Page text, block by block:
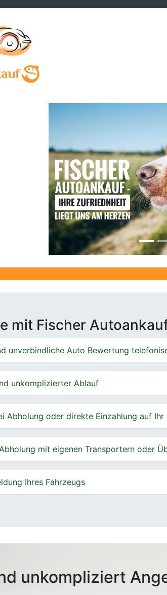
mit Fischer
unverbindliche Auto Bewertung
unkomplizierter Ablauf
Abholung oder direkte Einzahlung auf Ihr
mit eigenen Transportern oder
Ihres Fahrzeugs
unkompliziert